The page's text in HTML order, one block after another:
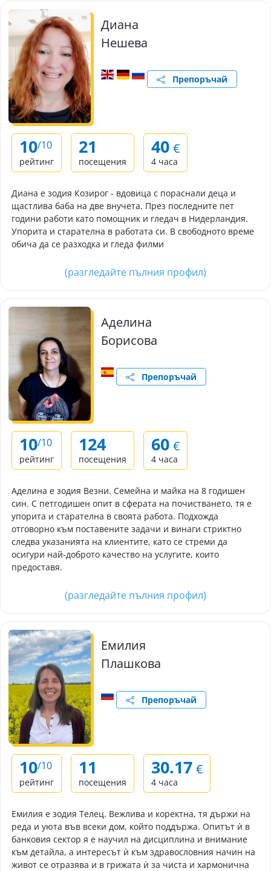
Диана
Нешева
Препоръчай
10/10
рейтинг
21
посещения
40 €
4 часа
Диана е зодия Козирог - вдовица с пораснали деца и
щастлива баба на две внучета. През последните пет
години работи като помощник и гледач в Нидерландия.
Упорита и старателна в работата си. В свободното време
обича да се разходка и гледа филми
(разгледайте пълния профил)
Аделина
Борисова
Препоръчай
10/10
рейтинг
124
посещения
60 €
4 часа
Аделина е зодия Везни. Семейна и майка на 8 годишен
син. С петгодишен опит в сферата на почистването, тя е
упорита и старателна в своята работа. Подхожда
отговорно към поставените задачи и винаги стриктно
следва указанията на клиентите, като се стреми да
осигури най-доброто качество на услугите, които
предоставя.
(разгледайте пълния профил)
Емилия
Плашкова
Препоръчай
10/10
рейтинг
11
посещения
30.17 €
4 часа
Емилия е зодия Телец. Вежлива и коректна, тя държи на
реда и уюта във всеки дом, който поддържа. Опитът ѝ в
банковия сектор я е научил на дисциплина и внимание
към детайла, а интересът ѝ към здравословния начин на
живот се отразява и в грижата ѝ за чиста и хармонична